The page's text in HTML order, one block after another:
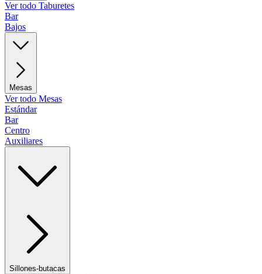
Ver todo Taburetes
Bar
Bajos
Mesas
Ver todo Mesas
Estándar
Bar
Centro
Auxiliares
Sillones-butacas